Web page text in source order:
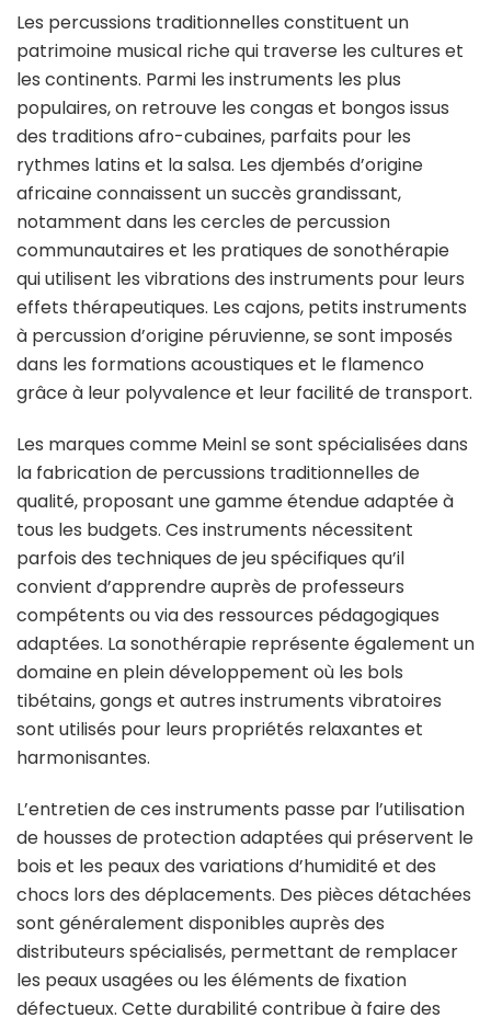
Les percussions traditionnelles constituent un
patrimoine musical riche qui traverse les cultures et
les continents. Parmi les instruments les plus
populaires, on retrouve les congas et bongos issus
des traditions afro-cubaines, parfaits pour les
rythmes latins et la salsa. Les djembés d’origine
africaine connaissent un succès grandissant,
notamment dans les cercles de percussion
communautaires et les pratiques de sonothérapie
qui utilisent les vibrations des instruments pour leurs
effets thérapeutiques. Les cajons, petits instruments
à percussion d’origine péruvienne, se sont imposés
dans les formations acoustiques et le flamenco
grâce à leur polyvalence et leur facilité de transport.
Les marques comme Meinl se sont spécialisées dans
la fabrication de percussions traditionnelles de
qualité, proposant une gamme étendue adaptée à
tous les budgets. Ces instruments nécessitent
parfois des techniques de jeu spécifiques qu’il
convient d’apprendre auprès de professeurs
compétents ou via des ressources pédagogiques
adaptées. La sonothérapie représente également un
domaine en plein développement où les bols
tibétains, gongs et autres instruments vibratoires
sont utilisés pour leurs propriétés relaxantes et
harmonisantes.
L’entretien de ces instruments passe par l’utilisation
de housses de protection adaptées qui préservent le
bois et les peaux des variations d’humidité et des
chocs lors des déplacements. Des pièces détachées
sont généralement disponibles auprès des
distributeurs spécialisés, permettant de remplacer
les peaux usagées ou les éléments de fixation
défectueux. Cette durabilité contribue à faire des